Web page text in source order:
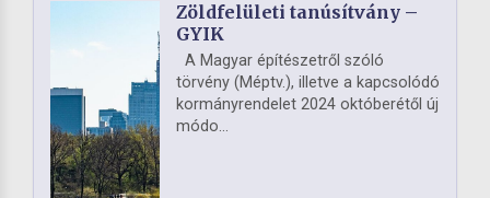
Zöldfelületi tanúsítvány –
GYIK
A Magyar építészetről szóló
törvény (Méptv.), illetve a kapcsolódó
kormányrendelet 2024 októberétől új
módo...